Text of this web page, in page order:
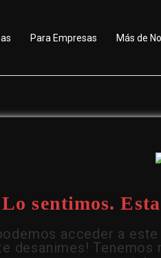
Para Empresas Más de
Lo sentimos.
acceder a
desanimes! Tenemos